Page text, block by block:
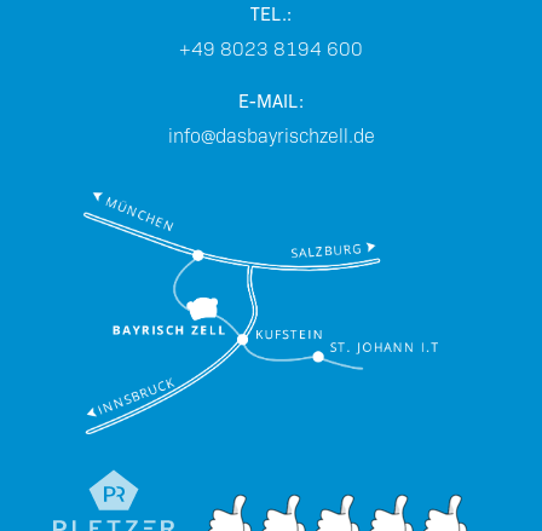
TEL.:
+49 8023 8194 600
E-MAIL:
info@dasbayrischzell.de